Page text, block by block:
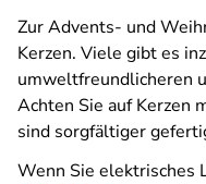
Zur Advents- und
Kerzen. Viele gibt es
umweltfreundlicheren
Achten Sie auf Kerzen
sind sorgfältiger
Wenn Sie elektrisches